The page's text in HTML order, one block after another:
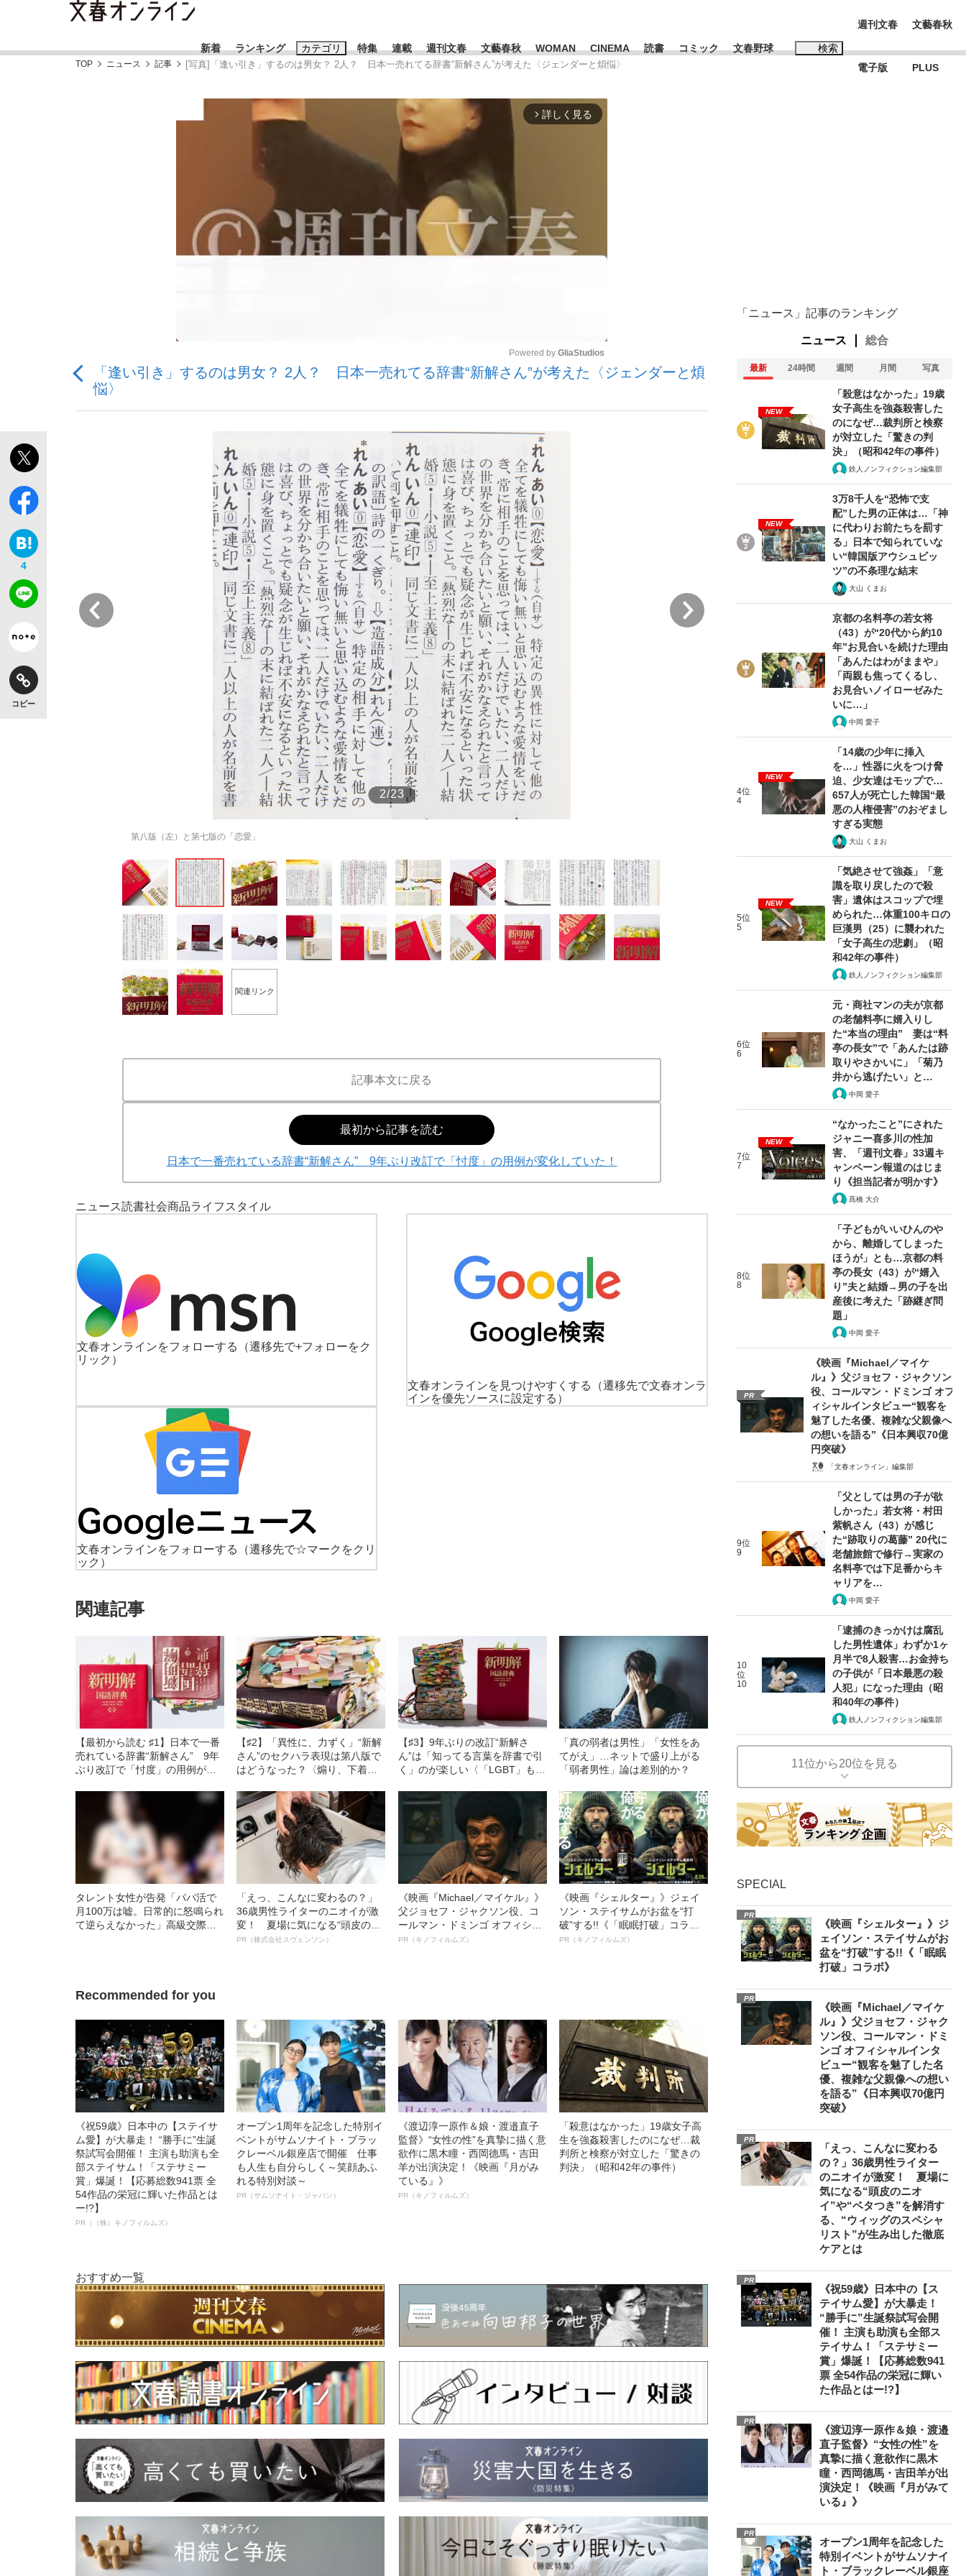
新着 ランキング カテゴリ
「敗因分析は一切聞かれなかった」侍ジャパン選手が証言した“NPB聞... 「クマが悪者扱いされているのが悲しい」『北の国から』倉本聰氏（91...
「目標達成できなかったからと言って…」サッカー日本代表・森保一監督...
もっと見る
特集
キングの誕生を、目撃せよ。
いまさら聞けない資産運用のすべて
もっと見る
連載 週刊文春 文藝春秋 WOMAN CINEMA 読書 コミック 文春野球 検索
おすすめのキーワードタグ一覧
#高市早苗 #森岡毅
週刊文春
電子版
文藝春秋
PLUS
TOP ニュース 記事 [写真]「逢い引き」するのは男女？ 2人？ 日本一売れてる辞書“新解さん”が考えた〈ジェンダーと煩悩〉
arrow_forward_ios 詳しく見る
Powered by GliaStudios
「逢い引き」するのは男女？ 2人？ 日本一売れてる辞書“新解さん”が考えた〈ジェンダーと煩
悩〉
4
コピー
2/23
第八版（左）と第七版の「恋愛」
関連リンク
記事本文に戻る
最初から記事を読む
日本で一番売れている辞書“新解さん” 9年ぶり改訂で「忖度」の用例が変化していた！
ニュース読書社会商品ライフスタイル
文春オンラインをフォローする
（遷移先で+フォローをク
リック）
文春オンラインを見つけやすくする
（遷移先で文春オンラ
インを優先ソースに設定する）
文春オンラインをフォローする
（遷移先で☆マークをクリ
ック）
関連記事
【最初から読む ♯1】日本で一番
売れている辞書“新解さん” 9年
ぶり改訂で「忖度」の用例が変
【♯2】「異性に、力ずく」“新解
さん”のセクハラ表現は第八版で
はどうなった？〈煽り、下着、
【♯3】9年ぶりの改訂“新解さ
ん”は「知ってる言葉を辞書で引
く」のが楽しい〈「LGBT」も登
「真の弱者は男性」「女性をあ
てがえ」…ネットで盛り上がる
「弱者男性」論は差別的か？
タレント女性が告発「パパ活で
月100万は嘘。日常的に怒鳴られ
て逆らえなかった」高級交際ク
「えっ、こんなに変わるの？」
36歳男性ライターのニオイが激
変！ 夏場に気になる“頭皮のニ
オイ”や“ベタつき”を解消す
PR（株式会社スヴェンソン）
《映画『Michael／マイケル』》
父ジョセフ・ジャクソン役、コ
ールマン・ドミンゴ オフィシャ
ルインタビュー“観客を魅了した
PR（キノフィルムズ）
《映画『シェルター』》ジェイ
ソン・ステイサムがお盆を“打
破”する!!《「眠眠打破」コラ
ボ》
PR（キノフィルムズ）
Recommended for you
《祝59歳》日本中の【ステイサ
ム愛】が大暴走！ “勝手に”生誕
祭試写会開催！ 主演も助演も全
部ステイサム！「ステサミー
賞」爆誕！【応募総数941票 全
54作品の栄冠に輝いた作品とは
ー!?】
PR（（株）キノフィルムズ）
オープン1周年を記念した特別イ
ベントがサムソナイト・ブラッ
クレーベル銀座店で開催 仕事
も人生も自分らしく～笑顔あふ
れる特別対談～
PR（サムソナイト・ジャパン）
《渡辺淳一原作＆娘・渡邉直子
監督》“女性の性”を真摯に描く意
欲作に黒木瞳・西岡德馬・吉田
羊が出演決定！《映画『月がみ
ている』》
PR（キノフィルムズ）
「殺意はなかった」19歳女子高
生を強姦殺害したのになぜ…裁
判所と検察が対立した「驚きの
判決」（昭和42年の事件）
おすすめ一覧
「ニュース」記事のランキング
ニュース 総合
最新 24時間 週間 月間 写真
NEW
「殺意はなかった」19歳
女子高生を強姦殺害した
のになぜ…裁判所と検察
が対立した「驚きの判
決」（昭和42年の事件）
鉄人ノンフィクション編集部
NEW
3万8千人を“恐怖で支
配”した男の正体は…「神
に代わりお前たちを罰す
る」日本で知られていな
い“韓国版アウシュビッ
ツ”の不条理な結末
大山 くまお
京都の名料亭の若女将
（43）が“20代から約10
年”お見合いを続けた理由
「あんたはわがままや」
「両親も焦ってくるし、
お見合いノイローゼみた
いに…」
中岡 愛子
4位
4
NEW
「14歳の少年に挿入
を…」性器に火をつけ脅
迫、少女達はモップで…
657人が死亡した韓国“最
悪の人権侵害”のおぞまし
すぎる実態
大山 くまお
5位
5
NEW
「気絶させて強姦」「意
識を取り戻したので殺
害」遺体はスコップで埋
められた…体重100キロの
巨漢男（25）に襲われた
「女子高生の悲劇」（昭
和42年の事件）
鉄人ノンフィクション編集部
6位
6
元・商社マンの夫が京都
の老舗料亭に婿入りし
た“本当の理由” 妻は“料
亭の長女”で「あんたは跡
取りやさかいに」「菊乃
井から逃げたい」と…
中岡 愛子
7位
7
NEW
“なかったこと”にされた
ジャニー喜多川の性加
害、「週刊文春」33週キ
ャンペーン報道のはじま
り《担当記者が明かす》
髙橋 大介
8位
8
「子どもがいいひんのや
から、離婚してしまった
ほうが」とも…京都の料
亭の長女（43）が“婿入
り”夫と結婚→男の子を出
産後に考えた「跡継ぎ問
題」
中岡 愛子
PR
《映画『Michael／マイケ
ル』》父ジョセフ・ジャクソン
役、コールマン・ドミンゴ オフ
ィシャルインタビュー“観客を
魅了した名優、複雑な父親像へ
の想いを語る”《日本興収70億
円突破》
「文春オンライン」編集部
9位
9
「父としては男の子が欲
しかった」若女将・村田
紫帆さん（43）が感じ
た“跡取りの葛藤” 20代に
老舗旅館で修行→実家の
名料亭では下足番からキ
ャリアを…
中岡 愛子
10
位
10
「逮捕のきっかけは腐乱
した男性遺体」わずか1ヶ
月半で8人殺害…お金持ち
の子供が「日本最悪の殺
人犯」になった理由（昭
和40年の事件）
鉄人ノンフィクション編集部
11位から20位を見る
SPECIAL
PR
《映画『シェルター』》ジ
ェイソン・ステイサムがお
盆を“打破”する!!《「眠眠
打破」コラボ》
PR
《映画『Michael／マイケ
ル』》父ジョセフ・ジャク
ソン役、コールマン・ドミ
ンゴ オフィシャルインタ
ビュー“観客を魅了した名
優、複雑な父親像への想い
を語る”《日本興収70億円
突破》
PR
「えっ、こんなに変わる
の？」36歳男性ライター
のニオイが激変！ 夏場に
気になる“頭皮のニオ
イ”や“ベタつき”を解消す
る、“ウィッグのスペシャ
リスト”が生み出した徹底
ケアとは
PR
《祝59歳》日本中の【ス
テイサム愛】が大暴走！
“勝手に”生誕祭試写会開
催！ 主演も助演も全部ス
テイサム！「ステサミー
賞」爆誕！【応募総数941
票 全54作品の栄冠に輝い
た作品とはー!?】
PR
《渡辺淳一原作＆娘・渡邉
直子監督》“女性の性”を
真摯に描く意欲作に黒木
瞳・西岡德馬・吉田羊が出
演決定！《映画『月がみて
いる』》
PR
オープン1周年を記念した
特別イベントがサムソナイ
ト・ブラックレーベル銀座